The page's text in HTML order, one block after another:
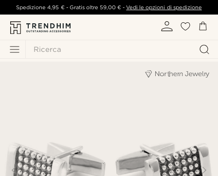
Ricerca
Spedizione4,95 €- Gratis oltre 59,00 € -Vedi le opzioni di spedizione